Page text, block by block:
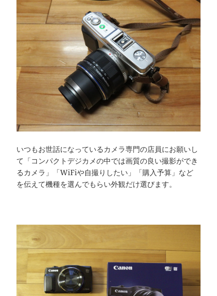
いつもお世話になっているカメラ専門の店員にお願いし
て「コンパクトデジカメの中では画質の良い撮影ができ
るカメラ」「WiFiや自撮りしたい」「購入予算」など
を伝えて機種を選んでもらい外観だけ選びます。